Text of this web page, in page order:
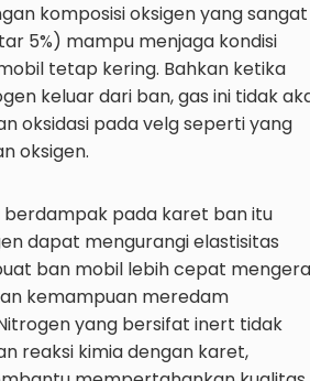
komposisi oksigen yang sangat
5%) mampu menjaga kondisi
tetap kering. Bahkan ketika
keluar dari ban, gas ini tidak
oksidasi pada velg seperti yang
oksigen.
berdampak pada karet ban itu
dapat mengurangi elastisitas
ban mobil lebih cepat
kemampuan meredam
yang bersifat inert tidak
reaksi kimia dengan karet,